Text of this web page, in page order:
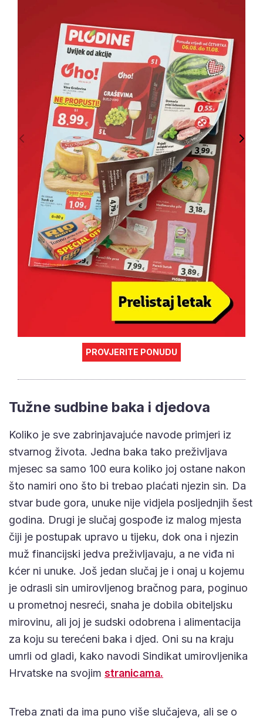
PROVJERITE PONUDU
Tužne sudbine baka i djedova
Koliko je sve zabrinjavajuće navode primjeri iz
stvarnog života. Jedna baka tako preživljava
mjesec sa samo 100 eura koliko joj ostane nakon
što namiri ono što bi trebao plaćati njezin sin. Da
stvar bude gora, unuke nije vidjela posljednjih šest
godina. Drugi je slučaj gospođe iz malog mjesta
čiji je postupak upravo u tijeku, dok ona i njezin
muž financijski jedva preživljavaju, a ne viđa ni
kćer ni unuke. Još jedan slučaj je i onaj u kojemu
je odrasli sin umirovljenog bračnog para, poginuo
u prometnoj nesreći, snaha je dobila obiteljsku
mirovinu, ali joj je sudski odobrena i alimentacija
za koju su terećeni baka i djed. Oni su na kraju
umrli od gladi, kako navodi Sindikat umirovljenika
Hrvatske na svojim stranicama.
Treba znati da ima puno više slučajeva, ali se o